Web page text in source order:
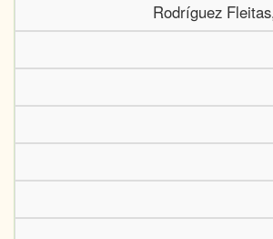
Rodríguez